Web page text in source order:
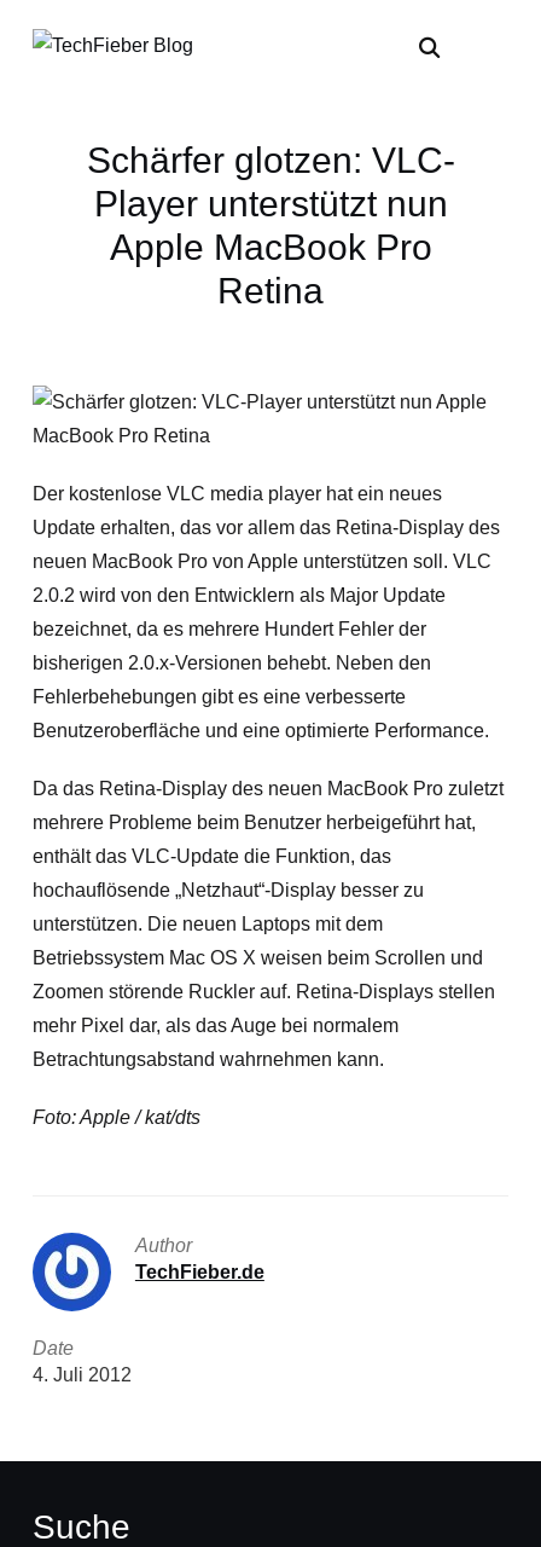
Schärfer glotzen: VLC-
Player unterstützt nun
Apple MacBook Pro
Retina
Der kostenlose VLC media player hat ein neues
Update erhalten, das vor allem das Retina-Display des
neuen MacBook Pro von Apple unterstützen soll. VLC
2.0.2 wird von den Entwicklern als Major Update
bezeichnet, da es mehrere Hundert Fehler der
bisherigen 2.0.x-Versionen behebt. Neben den
Fehlerbehebungen gibt es eine verbesserte
Benutzeroberfläche und eine optimierte Performance.
Da das Retina-Display des neuen MacBook Pro zuletzt
mehrere Probleme beim Benutzer herbeigeführt hat,
enthält das VLC-Update die Funktion, das
hochauflösende „Netzhaut“-Display besser zu
unterstützen. Die neuen Laptops mit dem
Betriebssystem Mac OS X weisen beim Scrollen und
Zoomen störende Ruckler auf. Retina-Displays stellen
mehr Pixel dar, als das Auge bei normalem
Betrachtungsabstand wahrnehmen kann.
Foto: Apple / kat/dts
Author
TechFieber.de
Date
4. Juli 2012
Suche